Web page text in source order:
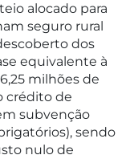
alocado para
seguro rural
dos
equivalente à
milhões de
crédito de
subvenção
sendo
nulo de